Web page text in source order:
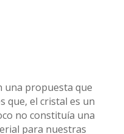
una propuesta que
que, el cristal es un
no constituía una
para nuestras